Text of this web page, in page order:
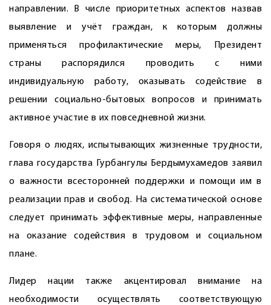
направлении. В числе приоритетных аспектов назвав
выявление и учёт граждан, к которым должны
применяться профилактические меры, Президент
страны распорядился проводить с ними
индивидуальную работу, оказывать содействие в
решении социально-бытовых вопросов и принимать
активное участие в их повседневной жизни.
Говоря о людях, испытывающих жизненные трудности,
глава государства Гурбангулы Бердымухамедов заявил
о важности всесторонней поддержки и помощи им в
реализации прав и свобод. На систематической основе
следует принимать эффективные меры, направленные
на оказание содействия в трудовом и социальном
плане.
Лидер нации также акцентировал внимание на
необходимости осуществлять соответствующую